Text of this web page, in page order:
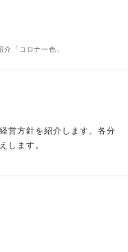
「コロナ一色」
営方針を紹介します。各分
します。